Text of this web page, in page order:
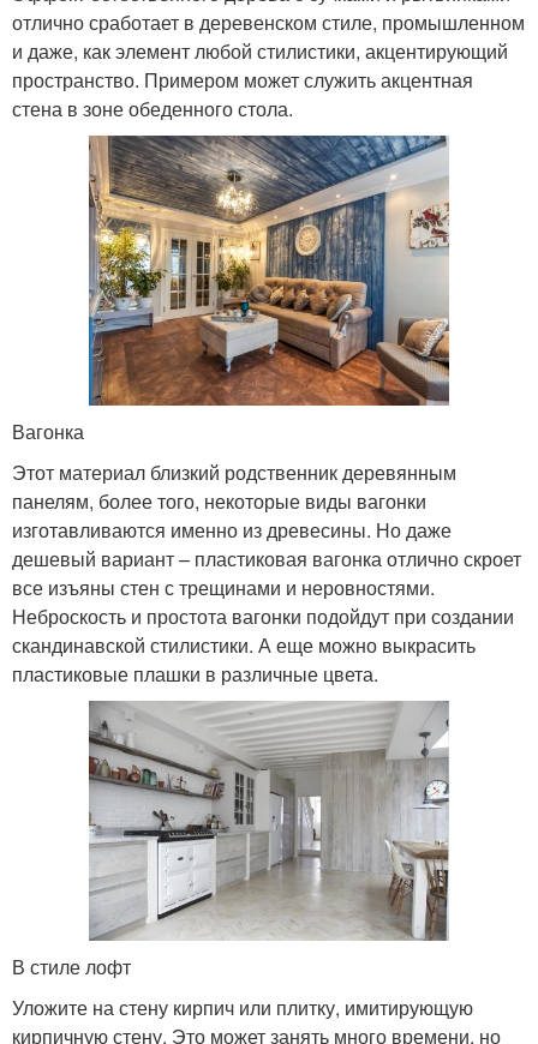
отлично сработает в деревенском стиле, промышленном
и даже, как элемент любой стилистики, акцентирующий
пространство. Примером может служить акцентная
стена в зоне обеденного стола.
Вагонка
Этот материал близкий родственник деревянным
панелям, более того, некоторые виды вагонки
изготавливаются именно из древесины. Но даже
дешевый вариант – пластиковая вагонка отлично скроет
все изъяны стен с трещинами и неровностями.
Неброскость и простота вагонки подойдут при создании
скандинавской стилистики. А еще можно выкрасить
пластиковые плашки в различные цвета.
В стиле лофт
Уложите на стену кирпич или плитку, имитирующую
кирпичную стену. Это может занять много времени, но